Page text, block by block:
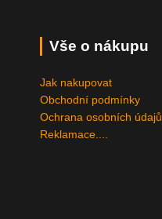
Vše o nákupu
Jak nakupovat
Obchodní podmínky
Ochrana osobních údajů
Reklamace....